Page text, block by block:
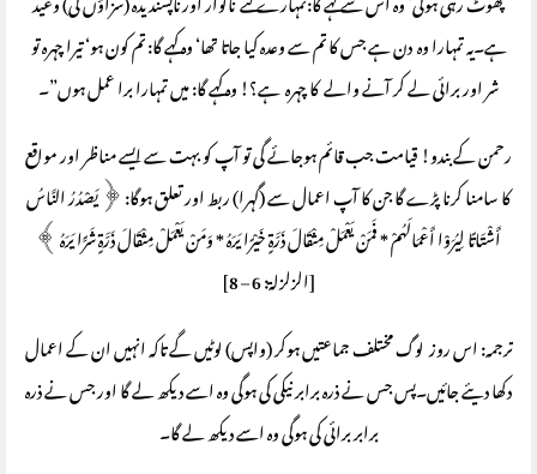
ہے۔یہ تمہارا وہ دن ہے جس کا تم سے وعدہ کیا جاتا تھا‘ وہ کہے گا: تم کون ہو‘ تیرا چہرہ تو
شر اور برائی لے کر آنے والے کا چہرہ ہے؟! وہ کہے گا: میں تمہارا برا عمل ہوں”۔
رحمن کے بندو! قیامت جب قائم ہوجائے گی تو آپ کو بہت سے ایسے مناظر اور مواقع
کا سامنا کرنا پڑے گا جن کا آپ اعمال سے (گہرا) ربط اور تعلق ہوگا: ﴿ يَصْدُرُ النَّاسُ
أَشْتَاتًا لِيُرَوْا أَعْمَالَهُمْ * فَمَنْ يَعْمَلْ مِثْقَالَ ذَرَّةٍ خَيْرًا يَرَهُ * وَمَنْ يَعْمَلْ مِثْقَالَ ذَرَّةٍ شَرًّا يَرَهُ ﴾
[الزلزلة: 6 – 8]
ترجمہ: اس روز لوگ مختلف جماعتیں ہوکر (واپس) لوٹیں گے تاکہ انہیں ان کے اعمال
دکھا دیئے جائیں۔پس جس نے ذرہ برابر نیکی کی ہوگی وہ اسے دیکھ لے گا اور جس نے ذرہ
برابر برائی کی ہوگی وہ اسے دیکھ لے گا۔